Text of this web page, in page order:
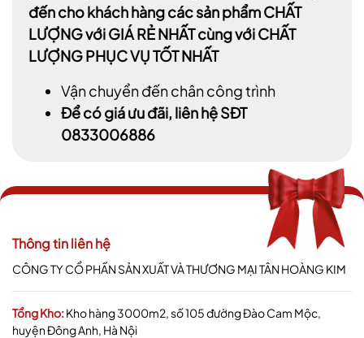
đến cho khách hàng các sản phẩm CHẤT
LƯỢNG với GIÁ RẺ NHẤT cùng với CHẤT
LƯỢNG PHỤC VỤ TỐT NHẤT
Vận chuyển đến chân công trình
Để có giá ưu đãi, liên hệ SĐT
0833006886
Thông tin liên hệ
CÔNG TY CỔ PHẦN SẢN XUẤT VÀ THƯƠNG MẠI TÂN HOÀNG KIM
Tổng Kho:Kho hàng 3000m2, số 105 đường Đào Cam Mộc,
huyện Đông Anh, Hà Nội